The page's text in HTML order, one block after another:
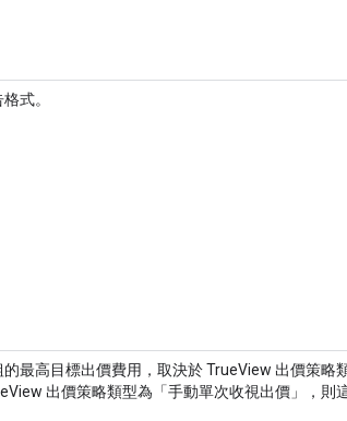
式。
最高目標出價費用，取決於 TrueView 出價策略
出價策略類型為「手動單次收視出價」，則